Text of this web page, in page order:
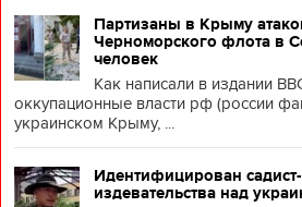
Партизаны в Крыму
Черноморского флота в
человек
Как написали в издании
оккупационные власти рф (россии
украинском Крыму, ...
Идентифицирован
издевательства над